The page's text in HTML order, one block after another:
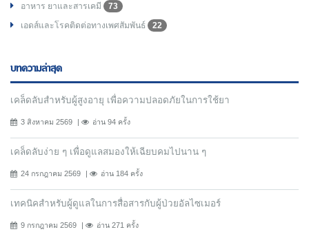
อาหาร ยาและสารเคมี
73
เอดส์และโรคติดต่อทางเพศสัมพันธ์
22
บทความล่าสุด
เคล็ดลับสำหรับผู้สูงอายุ เพื่อความปลอดภัยในการใช้ยา
3 สิงหาคม 2569 อ่าน 94 ครั้ง
เคล็ดลับง่าย ๆ เพื่อดูแลสมองให้เฉียบคมไปนาน ๆ
24 กรกฎาคม 2569 อ่าน 184 ครั้ง
เทคนิคสำหรับผู้ดูแลในการสื่อสารกับผู้ป่วยอัลไซเมอร์
9 กรกฎาคม 2569 อ่าน 271 ครั้ง